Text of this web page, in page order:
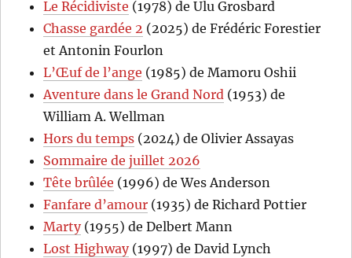
Le Récidiviste (1978) de Ulu Grosbard
Chasse gardée 2 (2025) de Frédéric Forestier
et Antonin Fourlon
L’Œuf de l’ange (1985) de Mamoru Oshii
Aventure dans le Grand Nord (1953) de
William A. Wellman
Hors du temps (2024) de Olivier Assayas
Sommaire de juillet 2026
Tête brûlée (1996) de Wes Anderson
Fanfare d’amour (1935) de Richard Pottier
Marty(1955) de Delbert Mann
Lost Highway(1997) de David Lynch